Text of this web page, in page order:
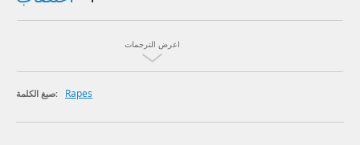
اعرض الترجمات
صيغ الكلمة: Rapes